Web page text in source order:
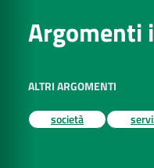
Argomenti
ALTRI ARGOMENTI
società